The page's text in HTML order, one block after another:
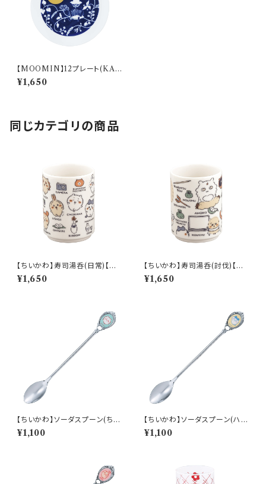
【MOOMIN】12プレート(KAR
AKUSA)【MM20000】MM2
0002-333
¥1,650
同じカテゴリの商品
【ちいかわ】寿司湯呑(日常)【CK
W50】CKW51-327
¥1,650
【ちいかわ】寿司湯呑(討伐)【CK
W50】CKW52-327
¥1,650
【ちいかわ】ソーダスプーン(ちい
かわ)【CKW40】CKW41-850
¥1,100
【ちいかわ】ソーダスプーン(ハチ
ワレ)【CKW40】CKW42-850
¥1,100